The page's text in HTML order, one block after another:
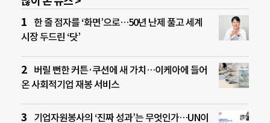
한 줄 점자를 ‘화면’으로…50년 난제 풀고 세계
시장 두드린 ‘닷’
버릴 뻔한 커튼·쿠션에 새 가치…이케아에 들어
온 사회적기업 재봉 서비스
기업자원봉사의 ‘진짜 성과’는 무엇인가…UN이